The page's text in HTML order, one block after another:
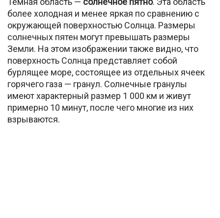
более холодная и менее яркая по сравнению с
окружающей поверхностью Солнца. Размеры
солнечных пятен могут превышать размеры
Земли. На этом изображении также видно, что
поверхность Солнца представляет собой
бурлящее море, состоящее из отдельных ячеек
горячего газа — гранул. Солнечные гранулы
имеют характерный размер 1 000 км и живут
примерно 10 минут, после чего многие из них
взрываются.